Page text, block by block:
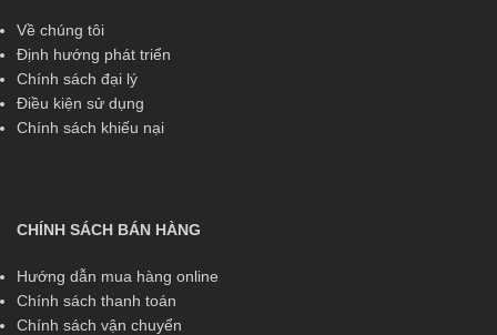
Về chúng tôi
Định hướng phát triển
Chính sách đại lý
Điều kiện sử dụng
Chính sách khiếu nại
CHÍNH SÁCH BÁN HÀNG
Hướng dẫn mua hàng online
Chính sách thanh toán
Chính sách vận chuyển